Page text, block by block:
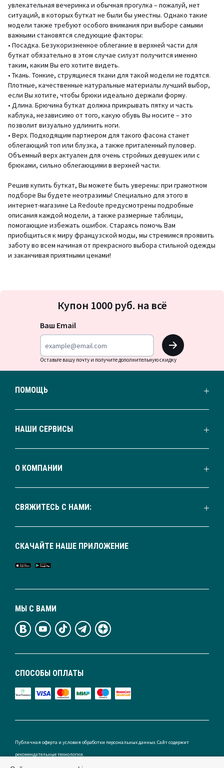
увлекательная вечеринка и обычная прогулка – пожалуй, нет
ситуаций, в которых буткат не были бы уместны. Однако такие
модели также требуют особого внимания при выборе самыми
важными становятся следующие факторы:
• Посадка. Безукоризненное облегание в верхней части для
буткат обязательно в этом случае силуэт получится именно
таким, каким Вы его хотите видеть.
• Ткань. Тонкие, струящиеся ткани для такой модели не годятся.
Плотные, качественные натуральные материалы лучший выбор,
если Вы хотите, чтобы брюки идеально держали форму.
• Длина. Брючина буткат должна прикрывать пятку и часть
каблука, независимо от того, какую обувь Вы носите – это
позволит визуально удлинить ноги.
• Верх. Подходящим партнером для такого фасона станет
облегающий топ или блузка, а также приталенный пуловер.
Объемный верх актуален для очень стройных девушек или с
брюками, сильно облегающими в верхней части.
Решив купить буткат, Вы можете быть уверены: при грамотном
подборе Вы будете неотразимы! Специально для этого в
интернет-магазине La Redoute предусмотрены подробные
описания каждой модели, а также размерные таблицы,
помогающие избежать ошибок. Стараясь помочь Вам
приобщиться к миру французской моды, мы стремимся проявить
заботу во всем начиная от прекрасного выбора стильной одежды
и заканчивая приятными ценами!
на
Купон 1000 руб. на всё
Ваш Email
OK
Оставьте вашу почту и получите дополнительную скидку
ПОМОЩЬ
НАШИ СЕРВИСЫ
О КОМПАНИИ
СВЯЖИТЕСЬ С НАМИ:
СПОСОБЫ ОПЛАТЫ
МЫ С ВАМИ
СКАЧАЙТЕ НАШЕ ПРИЛОЖЕНИЕ
Публичная оферта и условия обработки персональных данных. Сайт содержит
рекомендательные технологии.